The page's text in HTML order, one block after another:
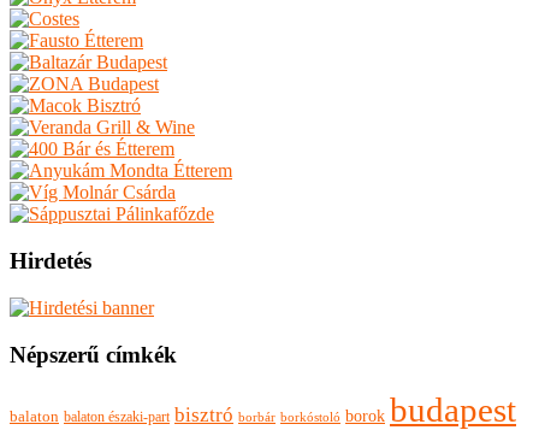
Hirdetés
Népszerű címkék
balaton balaton északi-part bisztró borbár borkóstoló borok budapest